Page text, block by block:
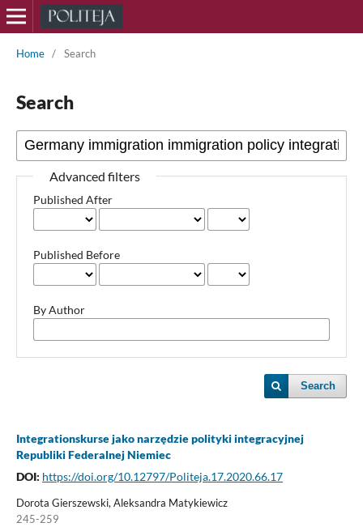
Home / Search
Search
Advanced filters
Published After
Published Before
By Author
Search
Integrationskurse jako narzędzie polityki integracyjnej
Republiki Federalnej Niemiec
DOI: https://doi.org/10.12797/Politeja.17.2020.66.17
Dorota Gierszewski, Aleksandra Matykiewicz
245-259